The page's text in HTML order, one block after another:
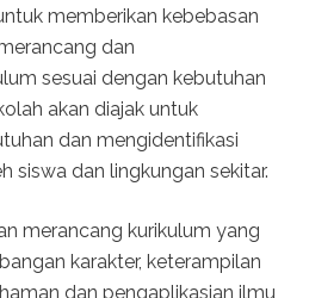
memberikan kebebasan
dan
sesuai dengan kebutuhan
akan diajak untuk
dan mengidentifikasi
siswa dan lingkungan sekitar.
merancang kurikulum yang
karakter, keterampilan
dan pengaplikasian ilmu